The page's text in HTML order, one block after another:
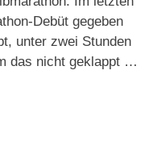
Debüt gegeben
unter zwei Stunden
das nicht geklappt …